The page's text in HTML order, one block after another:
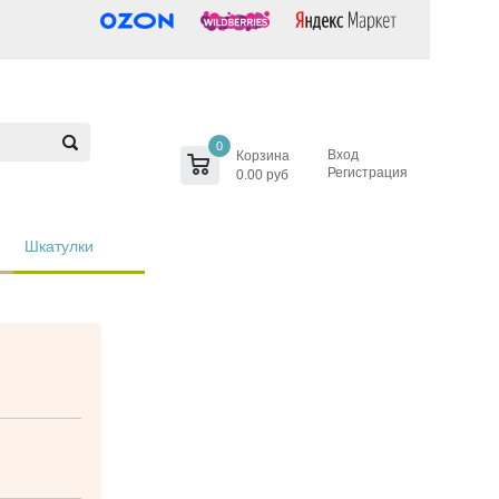
0
Корзина
0.00 руб
Вход
Регистрация
Шкатулки